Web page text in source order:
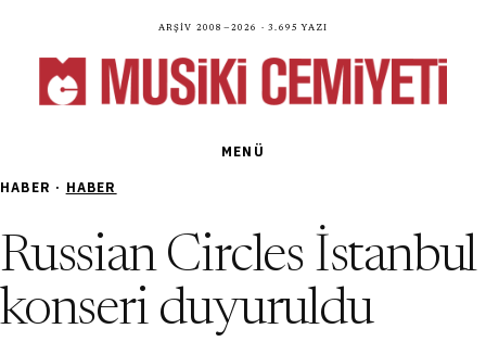
Arşiv 2008—2026 · 3.695 yazı
MENÜ
HABER · HABER
Russian Circles İstanbul
konseri duyuruldu